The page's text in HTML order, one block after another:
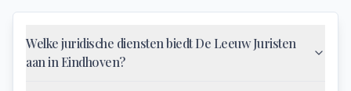
Welke juridische diensten biedt De Leeuw Juristen
aan in Eindhoven?